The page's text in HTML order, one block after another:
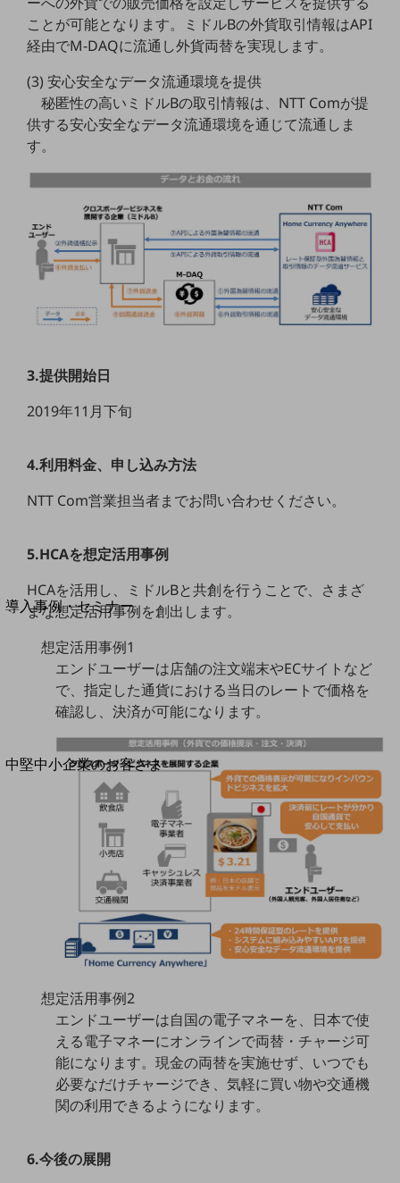
通信モジュール製品
IOT完了済みメーカーブランド製品
料金
料金TOP
5Gデータプラス
データプラス
端末の一元管理
セキュリティ
回線・ネットワーク
別ウィンドウで開きます
サービスをご利用中のお客さま
導入事例・セミナー
最新の導入事例や注目の導入事例をご紹介します
セミナー
開催・出展する各種セミナー、イベント情報をご紹介します
別ウィンドウで開きます
中堅中小企業のお客さま
NTTドコモビジネスウォッチ
ビジネスお役立ち情報
旬な話題やお役立ち資料などDXの課題を
解決するヒントをお届けする記事サイト
お役立ち資料ダウンロード
トレンド記事特集
中堅中小企業向け
サービス・ソリューション
課題やニーズに合ったサービスをご紹介し、
中堅中小企業のビジネスをサポート！
お悩みから見つける
お悩みから見つけるTOP
ネットワーク
モバイル・音声
ことが可能となります。ミドルBの外貨取引情報はAPI
経由でM-DAQに流通し外貨両替を実現します。
(3) 安心安全なデータ流通環境を提供
秘匿性の高いミドルBの取引情報は、NTT Comが提
供する安心安全なデータ流通環境を通じて流通しま
す。
3.提供開始日
2019年11月下旬
4.利用料金、申し込み方法
NTT Com営業担当者までお問い合わせください。
5.HCAを想定活用事例
HCAを活用し、ミドルBと共創を行うことで、さまざ
まな想定活用事例を創出します。
想定活用事例1
エンドユーザーは店舗の注文端末やECサイトなど
で、指定した通貨における当日のレートで価格を
確認し、決済が可能になります。
想定活用事例2
エンドユーザーは自国の電子マネーを、日本で使
える電子マネーにオンラインで両替・チャージ可
能になります。現金の両替を実施せず、いつでも
必要なだけチャージでき、気軽に買い物や交通機
関の利用できるようになります。
6.今後の展開